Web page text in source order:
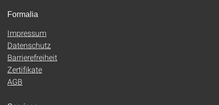
Formalia
Impressum
Datenschutz
Barrierefreiheit
Zertifikate
AGB